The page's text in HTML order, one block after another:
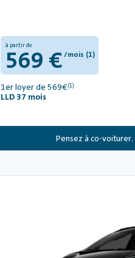
à partir de
569 €/mois (1)
1er loyer de 569€(1)
LLD 37 mois
Pensez à co-voiturer.